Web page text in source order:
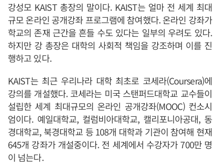
강성모 KAIST 총장의 말이다. KAIST는 얼마 전 세계 최대
규모 온라인 공개강좌 프로그램에 참여했다. 온라인 강좌가
학교의 존재 근간을 흔들 수도 있다는 일부의 우려도 있다.
하지만 강 총장은 대학의 사회적 책임을 강조하며 이를 진
행하고 있다.
KAIST는 최근 우리나라 대학 최초로 코세라(Coursera)에
강의를 개설했다. 코세라는 미국 스탠퍼드대학교 교수들이
설립한 세계 최대규모의 온라인 공개강좌(MOOC) 컨소시
엄이다. 예일대학교, 컬럼비아대학교, 캘리포니아공대, 동
경대학교, 북경대학교 등 108개 대학과 기관이 참여해 현재
645개 강좌가 개설중이다. 전 세계에서 수강자가 700만 명
이 넘는다.